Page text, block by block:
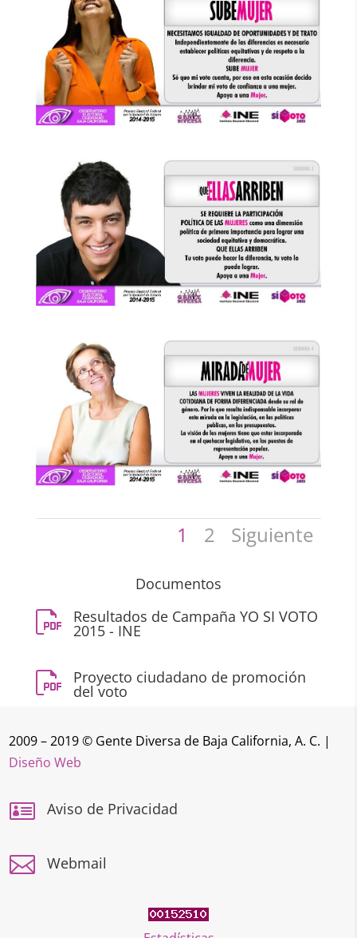
1 2 Siguiente
Documentos
Resultados de Campaña YO SI VOTO
2015 - INE
Proyecto ciudadano de promoción
del voto
2009 – 2019 © Gente Diversa de Baja California, A. C. |
Diseño Web
 Aviso de Privacidad
 Webmail